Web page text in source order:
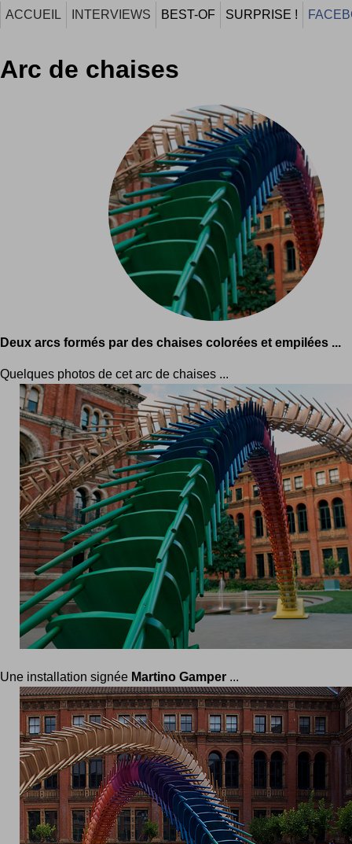
ACCUEIL INTERVIEWS BEST-OF SURPRISE !
Arc de chaises
Deux arcs formés par des chaises colorées et empilées ...
Quelques photos de cet arc de chaises ...
Une installation signée Martino Gamper ...